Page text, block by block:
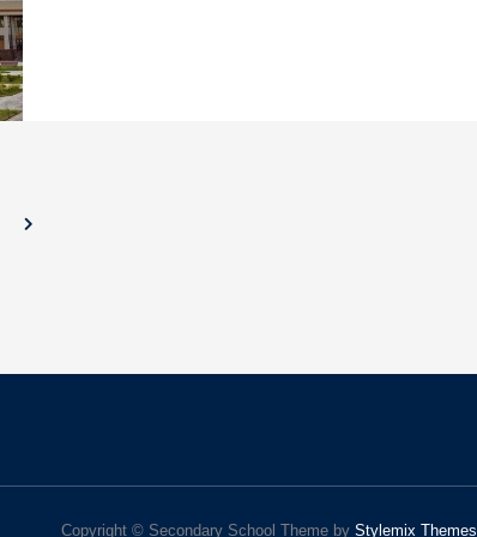
Copyright © Secondary School Theme by Stylemix Themes